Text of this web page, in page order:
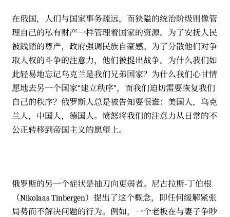
在俄国，人们与国家事务疏远，而狭隘的统治阶级则像管
理自己的私有财产一样管理着国家的资源。为了安抚人民
被践踏的尊严，政府强调民族自豪感。为了分散他们对争
取人权的斗争的注意力，他们被提出战争。为什么我们如
此轻易地忘记乌克兰是我们兄弟国家？为什么我们心甘情
愿地去另一个国家“建立秩序”，而我们迫切需要恢复我们
自己的秩序？俄罗斯人总是被告知要恨谁：美国人，乌克
兰人，中国人，德国人。愤怒将我们的注意力从日常的不
公正转移到帝国主义的愿望上。
俄罗斯的另一个症状是抽刀向更弱者。尼古拉斯-丁伯根
（Nikolaas Tinbergen）提出了这个概念，即任何缓解紧张
局势而不解决问题的行为。例如，一个老板在与妻子争吵